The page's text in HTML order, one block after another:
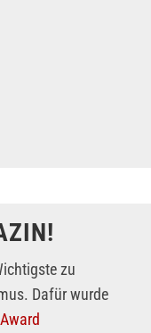
zu
Dafür wurde